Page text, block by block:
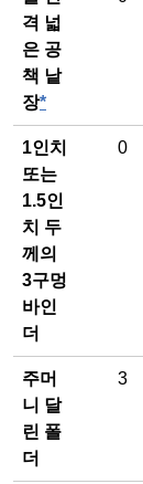
격 넓
은 공
책 낱
장*
1인치
또는
1.5인
치 두
께의
3구멍
바인
더
0
주머
니 달
린 폴
더
3